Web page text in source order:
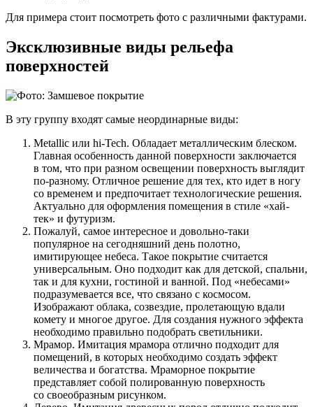
Для примера стоит посмотреть фото с различными фактурами.
Эксклюзивные виды рельефа
поверхностей
В эту группу входят самые неординарные виды:
Metallic или hi-Tech. Обладает металлическим блеском.
Главная особенность данной поверхности заключается
в том, что при разном освещении поверхность выглядит
по-разному. Отличное решение для тех, кто идет в ногу
со временем и предпочитает технологические решения.
Актуально для оформления помещения в стиле «хай-
тек» и футуризм.
Пожалуй, самое интересное и довольно-таки
популярное на сегодняшний день полотно,
имитирующее небеса. Такое покрытие считается
универсальным. Оно подходит как для детской, спальни,
так и для кухни, гостиной и ванной. Под «небесами»
подразумевается все, что связано с космосом.
Изображают облака, созвездие, пролетающую вдали
комету и многое другое. Для создания нужного эффекта
необходимо правильно подобрать светильники.
Мрамор. Имитация мрамора отлично подходит для
помещений, в которых необходимо создать эффект
величества и богатства. Мраморное покрытие
представляет собой полированную поверхность
со своеобразным рисунком.